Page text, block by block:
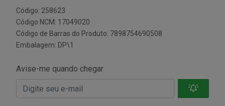
Código: 258623
Código NCM: 17049020
Código de Barras do Produto: 7898754690508
Embalagem: DP\1
Avise-me quando chegar